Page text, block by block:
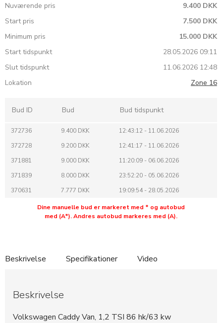
Nuværende pris
9.400 DKK
Start pris
7.500 DKK
Minimum pris
15.000 DKK
Start tidspunkt
28.05.2026 09:11
Slut tidspunkt
11.06.2026 12:48
Lokation
Zone 16
Bud ID Bud Bud tidspunkt
372736 9.400 DKK
12:43:12 - 11.06.2026
372728
9.200 DKK
12:41:17 - 11.06.2026
371881
9.000 DKK
11:20:09 - 06.06.2026
371839
8.000 DKK
23:52:20 - 05.06.2026
370631
7.777 DKK 19:09:54 - 28.05.2026
Dine manuelle bud er markeret med * og autobud
med (A*). Andres autobud markeres med (A).
Beskrivelse Specifikationer Video
Beskrivelse
Volkswagen Caddy Van, 1,2 TSI 86 hk/63 kw